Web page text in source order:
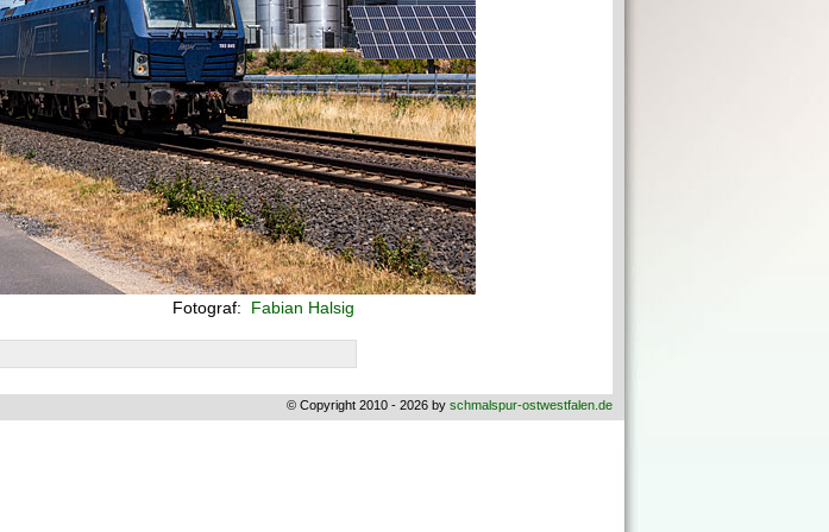
Fotograf: Fabian Halsig
© Copyright 2010 - 2026 by schmalspur-ostwestfalen.de